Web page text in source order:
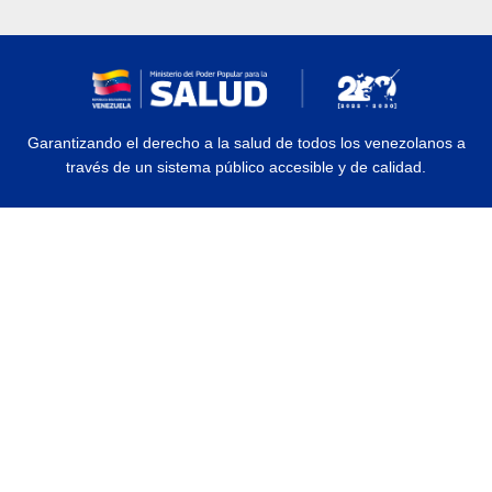
Garantizando el derecho a la salud de todos los venezolanos a
través de un sistema público accesible y de calidad.